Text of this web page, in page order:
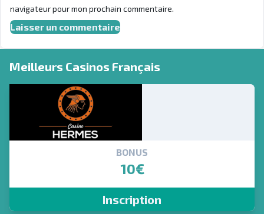
navigateur pour mon prochain commentaire.
Meilleurs Casinos Français
BONUS
10€
Inscription